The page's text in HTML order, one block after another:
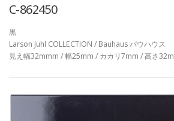
C-862450
黒
Larson Juhl COLLECTION / Bauhaus バウハウス
見え幅32mmm / 幅25mm / カカリ7mm / 高さ